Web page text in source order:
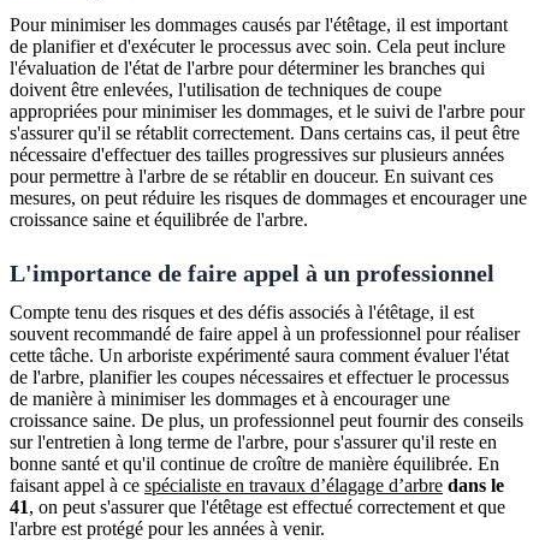
Pour minimiser les dommages causés par l'étêtage, il est important
de planifier et d'exécuter le processus avec soin. Cela peut inclure
l'évaluation de l'état de l'arbre pour déterminer les branches qui
doivent être enlevées, l'utilisation de techniques de coupe
appropriées pour minimiser les dommages, et le suivi de l'arbre pour
s'assurer qu'il se rétablit correctement. Dans certains cas, il peut être
nécessaire d'effectuer des tailles progressives sur plusieurs années
pour permettre à l'arbre de se rétablir en douceur. En suivant ces
mesures, on peut réduire les risques de dommages et encourager une
croissance saine et équilibrée de l'arbre.
L'importance de faire appel à un professionnel
Compte tenu des risques et des défis associés à l'étêtage, il est
souvent recommandé de faire appel à un professionnel pour réaliser
cette tâche. Un arboriste expérimenté saura comment évaluer l'état
de l'arbre, planifier les coupes nécessaires et effectuer le processus
de manière à minimiser les dommages et à encourager une
croissance saine. De plus, un professionnel peut fournir des conseils
sur l'entretien à long terme de l'arbre, pour s'assurer qu'il reste en
bonne santé et qu'il continue de croître de manière équilibrée. En
faisant appel à ce spécialiste en travaux d’élagage d’arbre dans le
41, on peut s'assurer que l'étêtage est effectué correctement et que
l'arbre est protégé pour les années à venir.